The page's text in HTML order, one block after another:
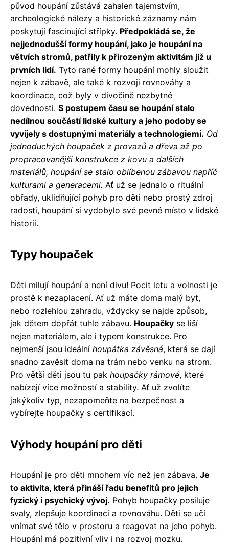
původ houpání zůstává zahalen tajemstvím,
archeologické nálezy a historické záznamy nám
poskytují fascinující střípky. Předpokládá se, že
nejjednodušší formy houpání, jako je houpání na
větvích stromů, patřily k přirozeným aktivitám již u
prvních lidí. Tyto rané formy houpání mohly sloužit
nejen k zábavě, ale také k rozvoji rovnováhy a
koordinace, což byly v divočině nezbytné
dovednosti. S postupem času se houpání stalo
nedílnou součástí lidské kultury a jeho podoby se
vyvíjely s dostupnými materiály a technologiemi. Od
jednoduchých houpaček z provazů a dřeva až po
propracovanější konstrukce z kovu a dalších
materiálů, houpání se stalo oblíbenou zábavou napříč
kulturami a generacemi. Ať už se jednalo o rituální
obřady, uklidňující pohyb pro děti nebo prostý zdroj
radosti, houpání si vydobylo své pevné místo v lidské
historii.
Typy houpaček
Děti milují houpání a není divu! Pocit letu a volnosti je
prostě k nezaplacení. Ať už máte doma malý byt,
nebo rozlehlou zahradu, vždycky se najde způsob,
jak dětem dopřát tuhle zábavu. Houpačky se liší
nejen materiálem, ale i typem konstrukce. Pro
nejmenší jsou ideální houpátka závěsná, která se dají
snadno zavěsit doma na trám nebo venku na strom.
Pro větší děti jsou tu pak houpačky rámové, které
nabízejí více možností a stability. Ať už zvolíte
jakýkoliv typ, nezapomeňte na bezpečnost a
vybírejte houpačky s certifikací.
Výhody houpání pro děti
Houpání je pro děti mnohem víc než jen zábava. Je
to aktivita, která přináší řadu benefitů pro jejich
fyzický i psychický vývoj. Pohyb houpačky posiluje
svaly, zlepšuje koordinaci a rovnováhu. Děti se učí
vnímat své tělo v prostoru a reagovat na jeho pohyb.
Houpání má pozitivní vliv i na rozvoj mozku.